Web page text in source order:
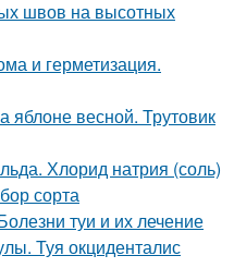
швов на высотных
и герметизация.
яблоне весной. Трутовик
Хлорид натрия (соль)
сорта
туи и их лечение
Туя окциденталис